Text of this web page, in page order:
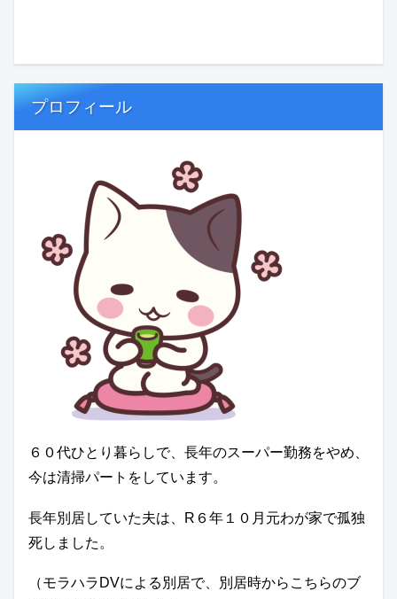
プロフィール
６０代ひとり暮らしで、長年のスーパー勤務をやめ、
今は清掃パートをしています。
長年別居していた夫は、R６年１０月元わが家で孤独
死しました。
（モラハラDVによる別居で、別居時からこちらのブ